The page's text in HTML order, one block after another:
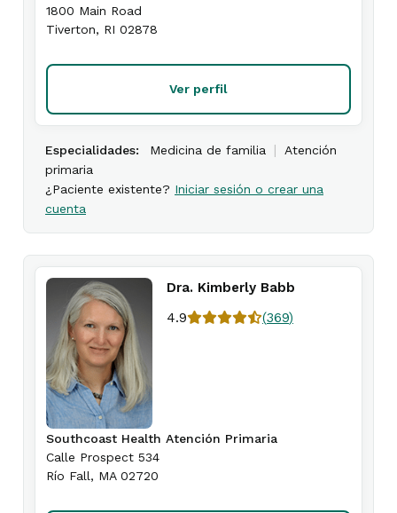
1800 Main Road
Tiverton, RI 02878
Ver perfil
Especialidades: Medicina de familia |
Atención
primaria
¿Paciente existente? Iniciar sesión o crear una
cuenta
Dra. Kimberly Babb
4.9
(369)
Southcoast Health Atención Primaria
Calle Prospect 534
Río Fall, MA 02720